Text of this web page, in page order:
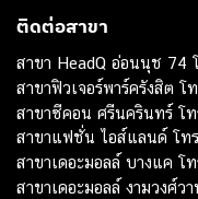
ติดต่อสาขา
สาขา HeadQ อ่อนนุช 74
สาขาฟิวเจอร์พาร์ครังสิต โท
สาขาซีคอน ศรีนครินทร์ โท
สาขาแฟชั่น ไอส์แลนด์ โทร
สาขาเดอะมอลล์ บางแค โท
สาขาเดอะมอลล์ งามวงศ์วา